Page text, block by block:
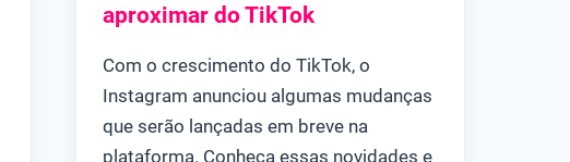
aproximar do TikTok
Com o crescimento do TikTok, o
Instagram anunciou algumas mudanças
que serão lançadas em breve na
plataforma. Conheça essas novidades e